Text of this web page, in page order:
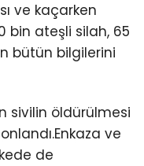
ve kaçarken
bin ateşli silah, 65
bütün bilgilerini
sivilin öldürülmesi
ve
de